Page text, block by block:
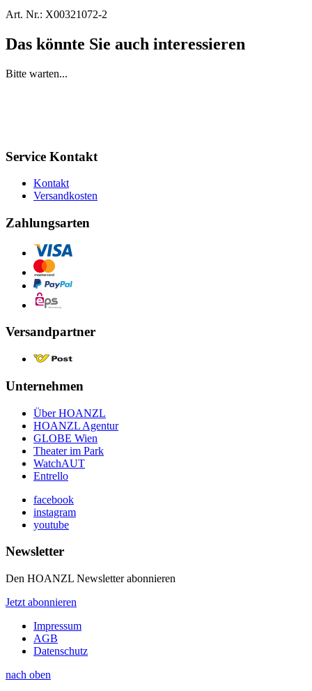
Art. Nr.: X00321072-2
Das könnte Sie auch interessieren
Bitte warten...
Service Kontakt
Kontakt
Versandkosten
Zahlungsarten
Versandpartner
Unternehmen
Über HOANZL
HOANZL Agentur
GLOBE Wien
Theater im Park
WatchAUT
Entrello
facebook
instagram
youtube
Newsletter
Den HOANZL Newsletter abonnieren
Jetzt abonnieren
Impressum
AGB
Datenschutz
nach oben